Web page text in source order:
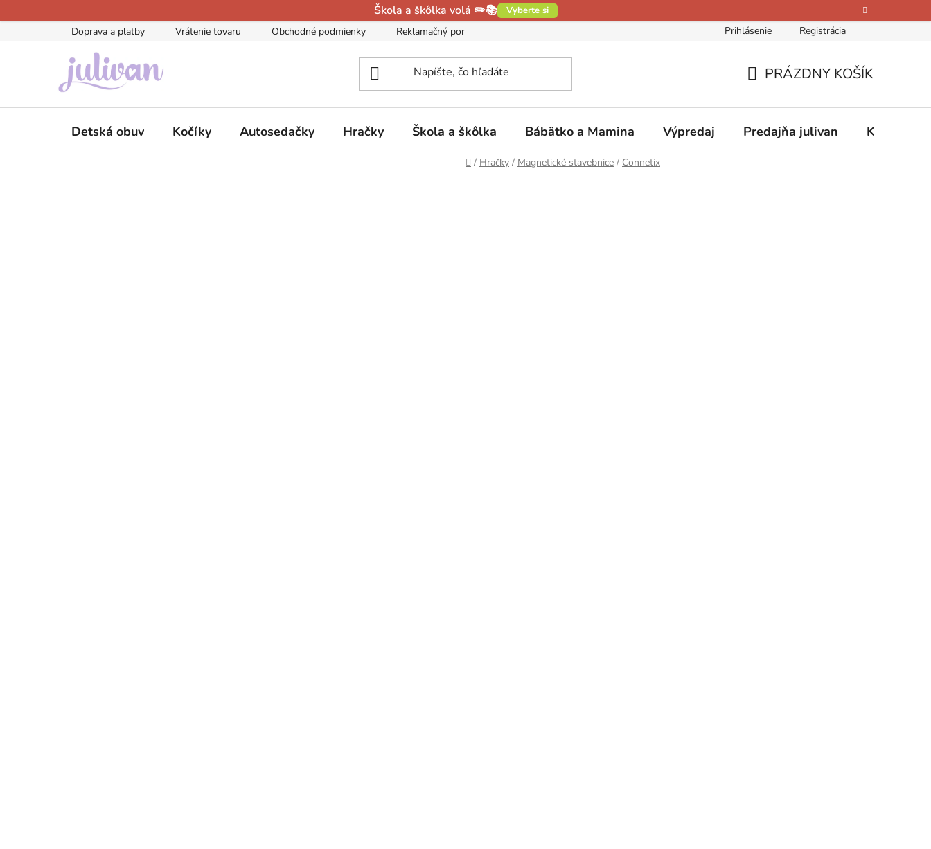
na
Škola a škôlka volá ✏️📚 Vyberte si
Doprava a platby Vrátenie tovaru Obchodné podmienky Reklamačný poriadok Kontakty O nás Hodnotenie obchodu
Prihlásenie Registrácia
KOŠÍK
PRÁZDNY KOŠÍK
Detská obuv Kočíky Autosedačky Hračky Škola a škôlka Bábätko a Mamina Výpredaj Predajňa julivan Kontakty
Domov
/ Hračky / Magnetické stavebnice / Connetix